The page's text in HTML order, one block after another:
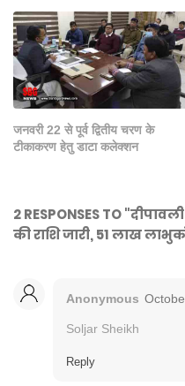
जनवरी 22 से पूर्व द्वितीय चरण के
टीकाकरण हेतु डाटा कलेक्शन
2 RESPONSES TO
की राशि जारी, 51 लाख
Anonymous
Soljar Sheikh
Reply